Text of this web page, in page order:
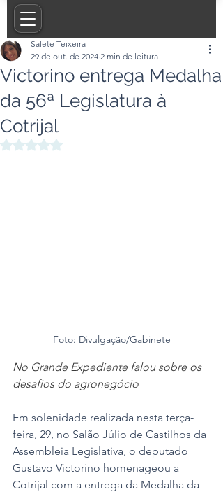
Victorino entrega Medalha
da 56ª Legislatura à
Cotrijal
Salete Teixeira
29 de out. de 2024 2 min de leitura
Avaliado com NaN de 5 estrelas.
Foto: Divulgação/Gabinete
No Grande Expediente falou sobre os
desafios do agronegócio
Em solenidade realizada nesta terça-
feira, 29, no Salão Júlio de Castilhos da
Assembleia Legislativa, o deputado
Gustavo Victorino homenageou a
Cotrijal com a entrega da Medalha da